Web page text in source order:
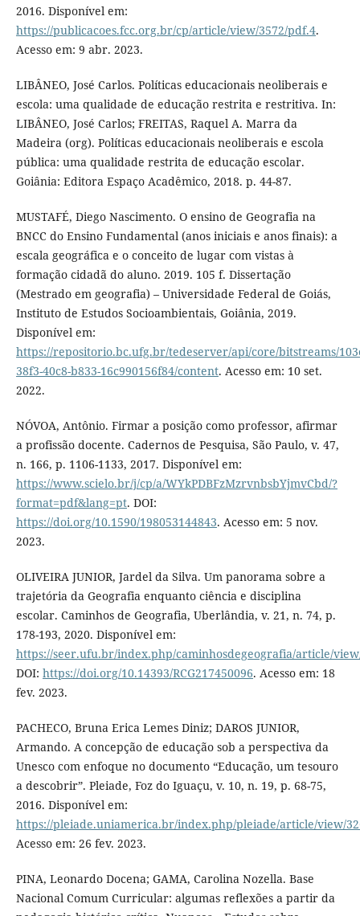
2016. Disponível em:
https://publicacoes.fcc.org.br/cp/article/view/3572/pdf.4.
Acesso em: 9 abr. 2023.
LIBÂNEO, José Carlos. Políticas educacionais neoliberais e
escola: uma qualidade de educação restrita e restritiva. In:
LIBÂNEO, José Carlos; FREITAS, Raquel A. Marra da
Madeira (org). Políticas educacionais neoliberais e escola
pública: uma qualidade restrita de educação escolar.
Goiânia: Editora Espaço Acadêmico, 2018. p. 44-87.
MUSTAFÉ, Diego Nascimento. O ensino de Geografia na
BNCC do Ensino Fundamental (anos iniciais e anos finais): a
escala geográfica e o conceito de lugar com vistas à
formação cidadã do aluno. 2019. 105 f. Dissertação
(Mestrado em geografia) – Universidade Federal de Goiás,
Instituto de Estudos Socioambientais, Goiânia, 2019.
Disponível em:
https://repositorio.bc.ufg.br/tedeserver/api/core/bitstreams/
38f3-40c8-b833-16c990156f84/content. Acesso em: 10 set.
2022.
NÓVOA, Antônio. Firmar a posição como professor, afirmar
a profissão docente. Cadernos de Pesquisa, São Paulo, v. 47,
n. 166, p. 1106-1133, 2017. Disponível em:
https://www.scielo.br/j/cp/a/WYkPDBFzMzrvnbsbYjmvCbd/?
format=pdf&lang=pt. DOI:
https://doi.org/10.1590/198053144843. Acesso em: 5 nov.
2023.
OLIVEIRA JUNIOR, Jardel da Silva. Um panorama sobre a
trajetória da Geografia enquanto ciência e disciplina
escolar. Caminhos de Geografia, Uberlândia, v. 21, n. 74, p.
178-193, 2020. Disponível em:
https://seer.ufu.br/index.php/caminhosdegeografia/article/
DOI: https://doi.org/10.14393/RCG217450096. Acesso em: 18
fev. 2023.
PACHECO, Bruna Erica Lemes Diniz; DAROS JUNIOR,
Armando. A concepção de educação sob a perspectiva da
Unesco com enfoque no documento “Educação, um tesouro
a descobrir”. Pleiade, Foz do Iguaçu, v. 10, n. 19, p. 68-75,
2016. Disponível em:
https://pleiade.uniamerica.br/index.php/pleiade/article/view/
Acesso em: 26 fev. 2023.
PINA, Leonardo Docena; GAMA, Carolina Nozella. Base
Nacional Comum Curricular: algumas reflexões a partir da